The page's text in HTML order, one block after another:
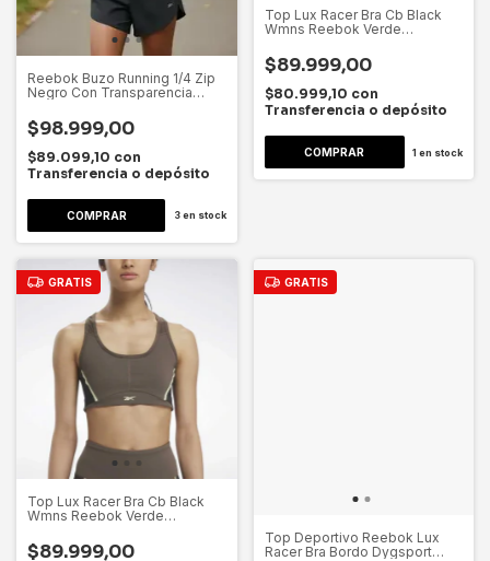
Reebok Buzo Running 1/4 Zip
Negro Con Transparencia
$98.999,00
$89.099,10 con
Transferencia o depósito
3en stock
Top Lux Racer Bra Cb Black
Wmns Reebok Verde
$89.999,00
$80.999,10 con
Transferencia o depósito
1 en stock
GRATIS
Top Lux Racer Bra Cb Black
Wmns Reebok Verde
$89.999,00
GRATIS
Top Deportivo Reebok Lux
Racer Bra Bordo Dygsport